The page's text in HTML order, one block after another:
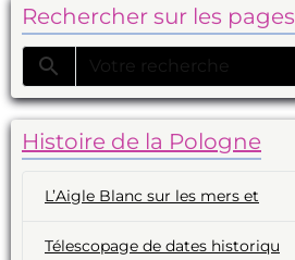
Rechercher sur les pages
Histoire de la Pologne
L’Aigle Blanc sur les mers et
Télescopage de dates historiqu